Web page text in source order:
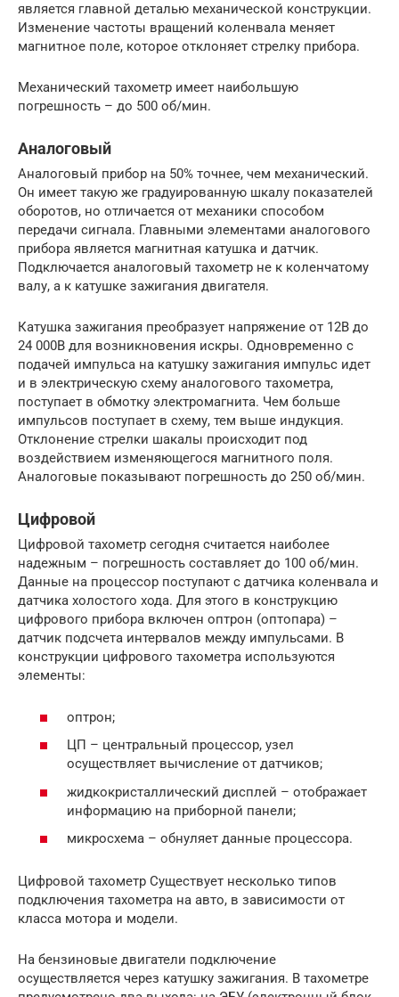
является главной деталью механической конструкции.
Изменение частоты вращений коленвала меняет
магнитное поле, которое отклоняет стрелку прибора.
Механический тахометр имеет наибольшую
погрешность – до 500 об/мин.
Аналоговый
Аналоговый прибор на 50% точнее, чем механический.
Он имеет такую же градуированную шкалу показателей
оборотов, но отличается от механики способом
передачи сигнала. Главными элементами аналогового
прибора является магнитная катушка и датчик.
Подключается аналоговый тахометр не к коленчатому
валу, а к катушке зажигания двигателя.
Катушка зажигания преобразует напряжение от 12В до
24 000В для возникновения искры. Одновременно с
подачей импульса на катушку зажигания импульс идет
и в электрическую схему аналогового тахометра,
поступает в обмотку электромагнита. Чем больше
импульсов поступает в схему, тем выше индукция.
Отклонение стрелки шакалы происходит под
воздействием изменяющегося магнитного поля.
Аналоговые показывают погрешность до 250 об/мин.
Цифровой
Цифровой тахометр сегодня считается наиболее
надежным – погрешность составляет до 100 об/мин.
Данные на процессор поступают с датчика коленвала и
датчика холостого хода. Для этого в конструкцию
цифрового прибора включен оптрон (оптопара) –
датчик подсчета интервалов между импульсами. В
конструкции цифрового тахометра используются
элементы:
оптрон;
ЦП – центральный процессор, узел
осуществляет вычисление от датчиков;
жидкокристаллический дисплей – отображает
информацию на приборной панели;
микросхема – обнуляет данные процессора.
Цифровой тахометр Существует несколько типов
подключения тахометра на авто, в зависимости от
класса мотора и модели.
На бензиновые двигатели подключение
осуществляется через катушку зажигания. В тахометре